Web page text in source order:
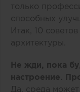
только
способных
Итак, 10
архитектуры.
Не жди, пока
настроение.
Да, среда